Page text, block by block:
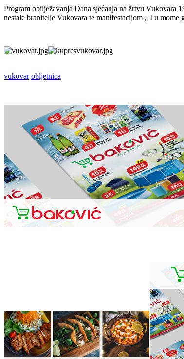
Program obilježavanja Dana sjećanja na žrtvu Vukovara
nestale branitelje Vukovara te manifestacijom „ I u
vukovar obljetnica